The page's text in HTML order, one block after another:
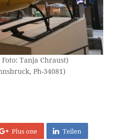
Tanja Chraust)
Ph-34081)
Plus one Teilen